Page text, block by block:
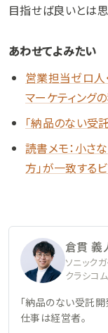
目指せば良いとは思
あわせてよみたい
営業担当ゼロ人
マーケティング
「納品のない受
読書メモ：小さ
方」が一致する
倉貫 義
ソニック
クラシコ
「納品のない受託開
仕事は経営者。